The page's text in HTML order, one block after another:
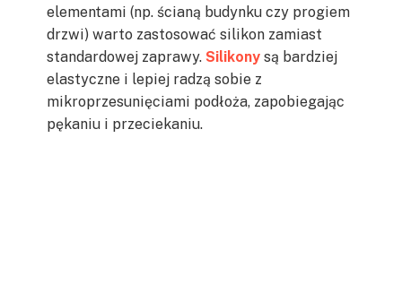
elementami (np. ścianą budynku czy progiem
drzwi) warto zastosować silikon zamiast
standardowej zaprawy. Silikony są bardziej
elastyczne i lepiej radzą sobie z
mikroprzesunięciami podłoża, zapobiegając
pękaniu i przeciekaniu.